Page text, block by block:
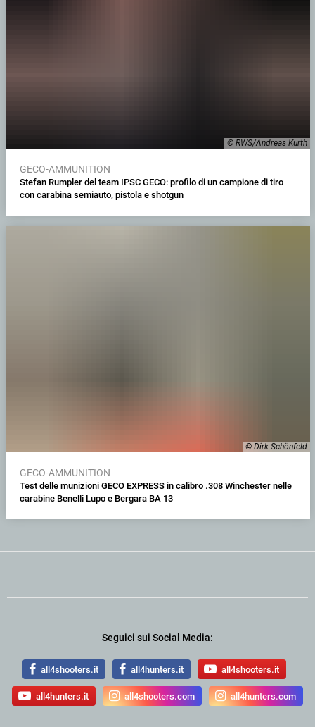
© RWS/Andreas Kurth
GECO-AMMUNITION
Stefan Rumpler del team IPSC GECO: profilo di un campione di tiro
con carabina semiauto, pistola e shotgun
© Dirk Schönfeld
GECO-AMMUNITION
Test delle munizioni GECO EXPRESS in calibro .308 Winchester nelle
carabine Benelli Lupo e Bergara BA 13
Seguici sui Social Media:
all4shooters.it all4hunters.it all4shooters.it
all4hunters.it all4shooters.com all4hunters.com